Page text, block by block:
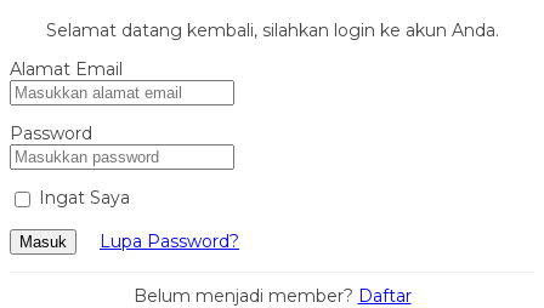
Selamat datang kembali, silahkan login ke akun Anda.
Alamat Email
Password
Ingat Saya
Masuk Lupa Password?
Belum menjadi member? Daftar